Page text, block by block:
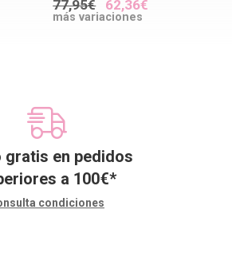
77,95€ 62,36€
más variaciones
gratis en pedidos
a 100€*
condiciones